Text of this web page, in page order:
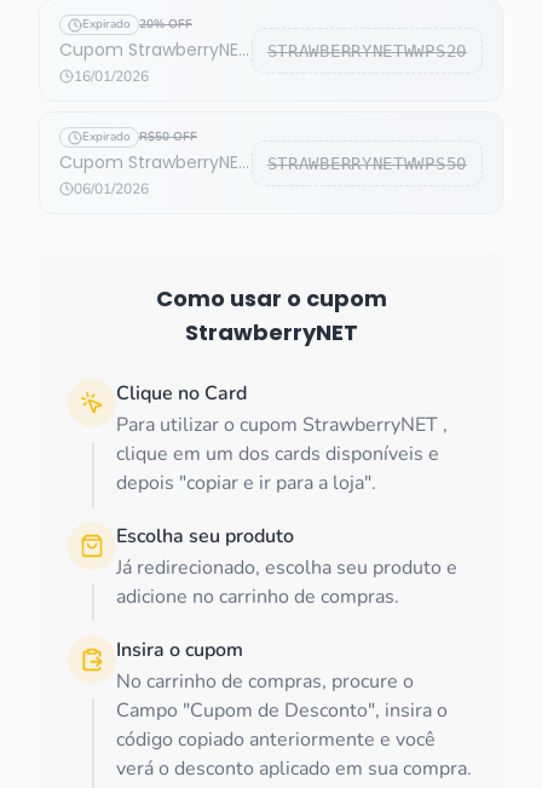
Expirado 20% OFF
Cupom StrawberryNET
WW СPS 20% OFF
16/01/2026
STRAWBERRYNETWWPS20
Expirado R$50 OFF
Cupom StrawberryNET
WW СPS R$50 OFF
06/01/2026
STRAWBERRYNETWWPS50
Como usar o cupom
StrawberryNET
Clique no Card
Para utilizar o cupom StrawberryNET ,
clique em um dos cards disponíveis e
depois "copiar e ir para a loja".
Escolha seu produto
Já redirecionado, escolha seu produto e
adicione no carrinho de compras.
Insira o cupom
No carrinho de compras, procure o
Campo "Cupom de Desconto", insira o
código copiado anteriormente e você
verá o desconto aplicado em sua compra.